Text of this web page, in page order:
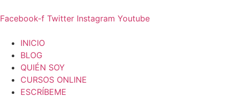
al
Facebook-f Twitter Instagram Youtube
INICIO
BLOG
QUIÉN SOY
CURSOS ONLINE
ESCRÍBEME